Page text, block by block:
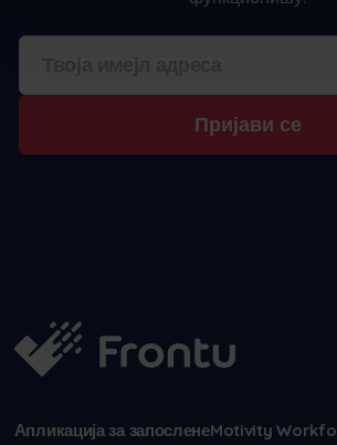
Пријави се
Апликација за запосленеMotivity